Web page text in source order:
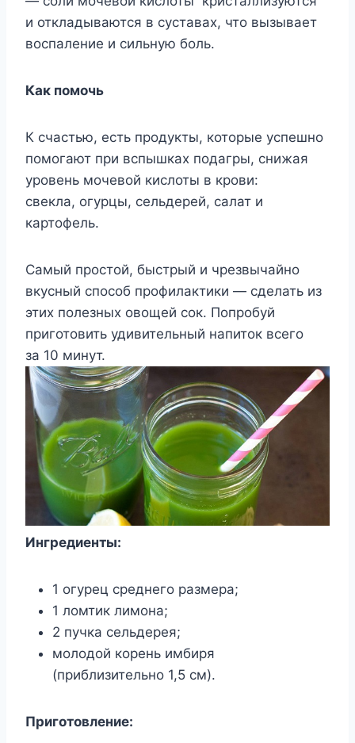
и откладываются в суставах, что вызывает
воспаление и сильную боль.
Как помочь
К счастью, есть продукты, которые успешно
помогают при вспышках подагры, снижая
уровень мочевой кислоты в крови:
свекла, огурцы, сельдерей, салат и
картофель.
Самый простой, быстрый и чрезвычайно
вкусный способ профилактики — сделать из
этих полезных овощей сок. Попробуй
приготовить удивительный напиток всего
за 10 минут.
Ингредиенты:
1 огурец среднего размера;
1 ломтик лимона;
2 пучка сельдерея;
молодой корень имбиря
(приблизительно 1,5 см).
Приготовление: